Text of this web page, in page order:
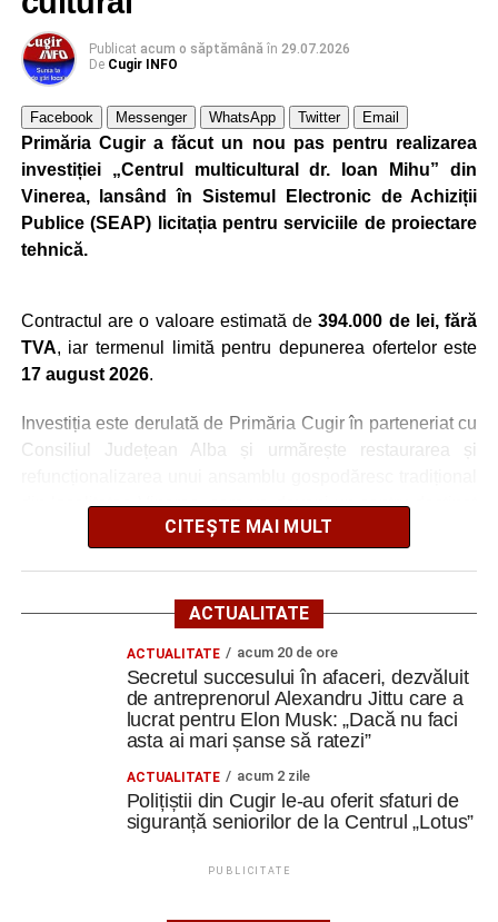
Cugir și-au perfecționat competențele prin
Secretul succesului în afaceri, dezvăluit de
antreprenorul Alexandru Jittu care a lucrat pentru
Elon Musk: „Dacă nu faci asta ai mari șanse să
ratezi”
Facebook
Publicat acum o săptămână în 29.07.2026
De Cugir INFO
Facebook Messenger WhatsApp Twitter Email
Primăria Cugir a făcut un nou pas pentru realizarea
investiției „Centrul multicultural dr. Ioan Mihu” din
Vinerea, lansând în Sistemul Electronic de Achiziții
Publice (SEAP) licitația pentru serviciile de proiectare
tehnică.
Contractul are o valoare estimată de394.000 de lei, fără
TVA, iar termenul limită pentru depunerea ofertelor este
17 august 2026.
Investiția este derulată de Primăria Cugir în parteneriat cu
Consiliul Județean Alba și urmărește restaurarea și
din localitatea Vinerea, care va deveni un centru destinat
activităților culturale, educaționale și expoziționale.
readusă la viață
Ansamblul este situat pe strada Principală nr. 172 din
Vinerea, pe un teren de aproximativ 1.975 de metri pătrați,
aflat în proprietatea administrației locale.
Complexul este alcătuit din patru corpuri de clădire – fosta
magazie de fierărie, casa memorială, șura și șoprul-atelier
– care păstrează caracteristicile unei gospodării
CITEȘTE MAI MULT
ACTUALITATE
ACTUALITATE acum 20 de ore
Secretul succesului în afaceri, dezvăluit
de antreprenorul Alexandru Jittu care a
lucrat pentru Elon Musk: „Dacă nu faci
asta ai mari șanse să ratezi”
ACTUALITATE acum 2 zile
Polițiștii din Cugir le-au oferit sfaturi de
siguranță seniorilor de la Centrul „Lotus”
PUBLICITATE